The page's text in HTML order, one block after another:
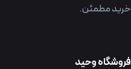
خرید مطمئن.
فروشگاه وحید